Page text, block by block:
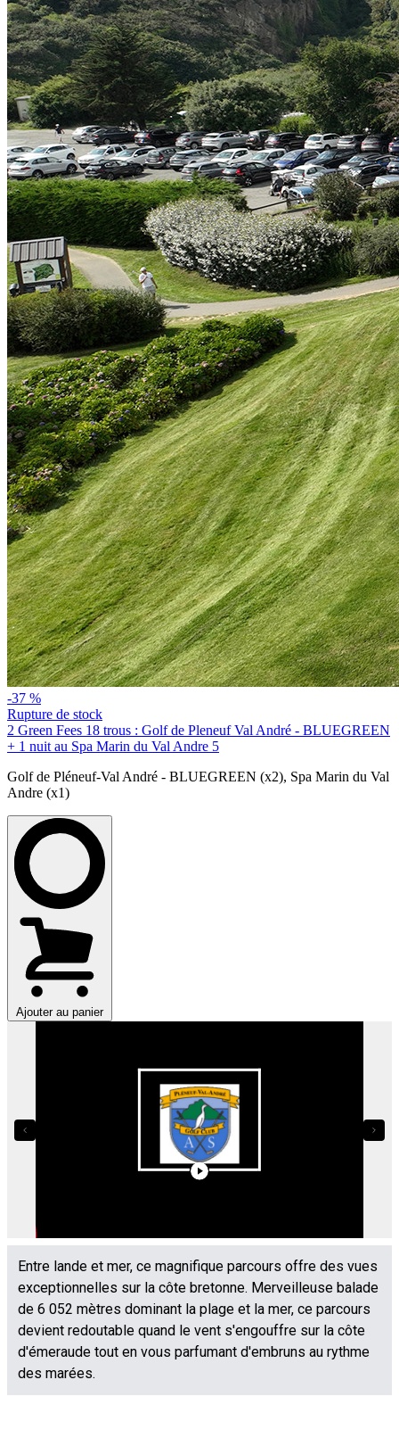
-37 %
Rupture de stock
2 Green Fees 18 trous : Golf de Pleneuf Val André - BLUEGREEN
+ 1 nuit au Spa Marin du Val Andre 5
Golf de Pléneuf-Val André - BLUEGREEN (x2), Spa Marin du Val
Andre (x1)
Ajouter au panier